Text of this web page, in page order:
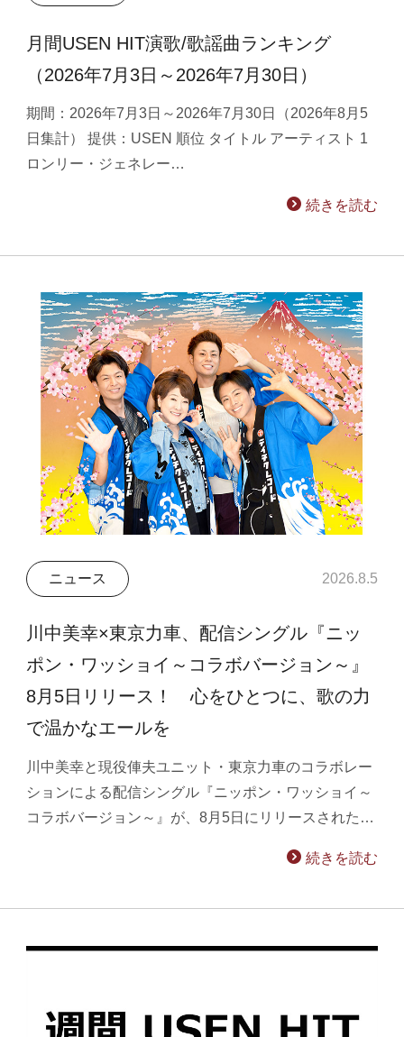
月間USEN HIT演歌/歌謡曲ランキング
（2026年7月3日～2026年7月30日）
期間：2026年7月3日～2026年7月30日（2026年8月5
日集計） 提供：USEN 順位 タイトル アーティスト 1
ロンリー・ジェネレー…
続きを読む
ニュース 2026.8.5
川中美幸×東京力車、配信シングル『ニッ
ポン・ワッショイ～コラボバージョン～』
8月5日リリース！ 心をひとつに、歌の力
で温かなエールを
川中美幸と現役俥夫ユニット・東京力車のコラボレー
ションによる配信シングル『ニッポン・ワッショイ～
コラボバージョン～』が、8月5日にリリースされた…
続きを読む